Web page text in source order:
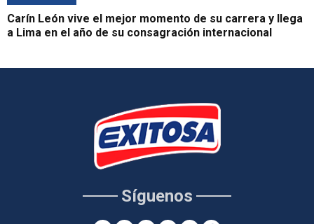
Carín León vive el mejor momento de su carrera y llega
a Lima en el año de su consagración internacional
Síguenos